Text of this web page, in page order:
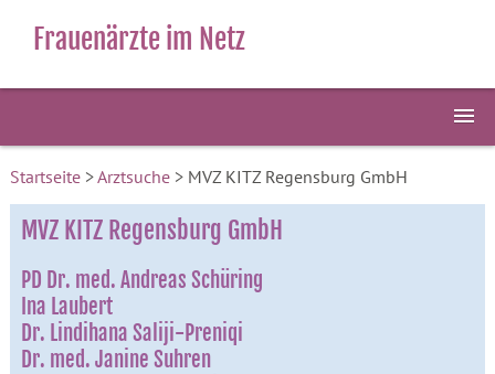
Frauenärzte im Netz
Startseite>Arztsuche> MVZ KITZ Regensburg GmbH
MVZ KITZ Regensburg GmbH
PD Dr. med. Andreas Schüring
Ina Laubert
Dr. Lindihana Saliji-Preniqi
Dr. med. Janine Suhren